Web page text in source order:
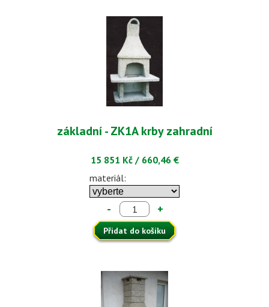
základní - ZK1A krby zahradní
15 851 Kč/ 660,46 €
materiál:
- +
Přidat do košíku